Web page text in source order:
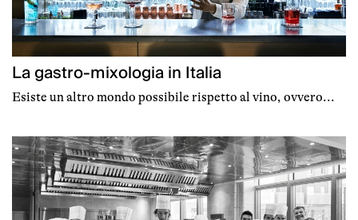
La gastro-mixologia in Italia
Esiste un altro mondo possibile rispetto al vino, ovvero...